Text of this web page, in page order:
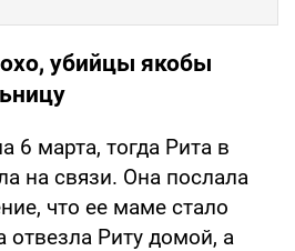
убийцы якобы
6 марта, тогда Рита в
на связи. Она послала
что ее маме стало
отвезла Риту домой, а